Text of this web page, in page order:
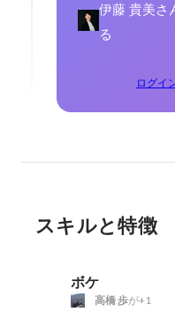
伊藤 貴美さ
る
ログイ
スキルと特徴
ボケ
高橋 歩が+1